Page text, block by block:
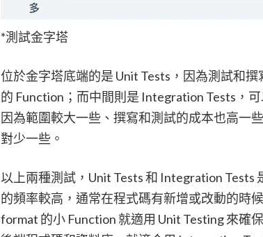
*測試金字塔
位於金字塔底端的是 Unit Tests，因為測試和
的 Function；而中間則是 Integration Tests，
因為範圍較大一些、撰寫和測試的成本也高一
對少一些。
以上兩種測試，Unit Tests 和 Integration
的頻率較高，通常在程式碼有新增或改動的時
format 的小 Function 就適用 Unit Testing 來確